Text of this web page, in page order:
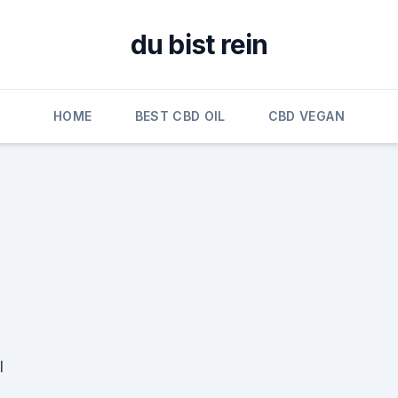
du bist rein
HOME BEST CBD OIL CBD VEGAN